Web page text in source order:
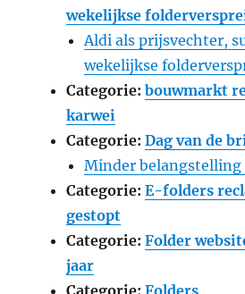
wekelijkse
Aldi als prijsvechter,
wekelijkse
Categorie:bouwmarkt
karwei
Categorie:Dag van de
Minder belangstelling
Categorie:E-folders
gestopt
Categorie:Folder
jaar
Categorie:Folders